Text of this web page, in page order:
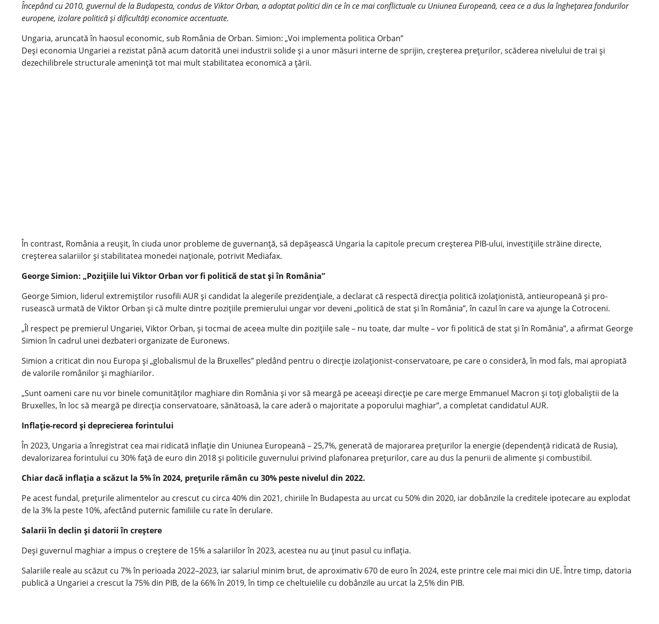
Începând cu 2010, guvernul de la Budapesta, condus de Viktor Orban, a adoptat politici din ce în ce mai conflictuale cu Uniunea Europeană, ceea ce a dus la înghețarea fondurilor
europene, izolare politică și dificultăți economice accentuate.
Ungaria, aruncată în haosul economic, sub România de Orban. Simion: „Voi implementa politica Orban”
Deși economia Ungariei a rezistat până acum datorită unei industrii solide și a unor măsuri interne de sprijin, creșterea prețurilor, scăderea nivelului de trai și
dezechilibrele structurale amenință tot mai mult stabilitatea economică a țării.
În contrast, România a reușit, în ciuda unor probleme de guvernanță, să depășească Ungaria la capitole precum creșterea PIB-ului, investițiile străine directe,
creșterea salariilor și stabilitatea monedei naționale, potrivit Mediafax.
George Simion: „Pozițiile lui Viktor Orban vor fi politică de stat și în România”
George Simion, liderul extremiștilor rusofili AUR și candidat la alegerile prezidențiale, a declarat că respectă direcția politică izolaționistă, antieuropeană și pro-
rusească urmată de Viktor Orban și că multe dintre pozițiile premierului ungar vor deveni „politică de stat și în România”, în cazul în care va ajunge la Cotroceni.
„Îl respect pe premierul Ungariei, Viktor Orban, și tocmai de aceea multe din pozițiile sale – nu toate, dar multe – vor fi politică de stat și în România”, a afirmat George
Simion în cadrul unei dezbateri organizate de Euronews.
Simion a criticat din nou Europa și „globalismul de la Bruxelles” pledând pentru o direcție izolaționist-conservatoare, pe care o consideră, în mod fals, mai apropiată
de valorile românilor și maghiarilor.
„Sunt oameni care nu vor binele comunităților maghiare din România și vor să meargă pe aceeași direcție pe care merge Emmanuel Macron și toți globaliștii de la
Bruxelles, în loc să meargă pe direcția conservatoare, sănătoasă, la care aderă o majoritate a poporului maghiar”, a completat candidatul AUR.
Inflație-record și deprecierea forintului
În 2023, Ungaria a înregistrat cea mai ridicată inflație din Uniunea Europeană – 25,7%, generată de majorarea prețurilor la energie (dependență ridicată de Rusia),
devalorizarea forintului cu 30% față de euro din 2018 și politicile guvernului privind plafonarea prețurilor, care au dus la penurii de alimente și combustibil.
Chiar dacă inflația a scăzut la 5% în 2024, prețurile rămân cu 30% peste nivelul din 2022.
Pe acest fundal, prețurile alimentelor au crescut cu circa 40% din 2021, chiriile în Budapesta au urcat cu 50% din 2020, iar dobânzile la creditele ipotecare au explodat
de la 3% la peste 10%, afectând puternic familiile cu rate în derulare.
Salarii în declin și datorii în creștere
Deși guvernul maghiar a impus o creștere de 15% a salariilor în 2023, acestea nu au ținut pasul cu inflația.
Salariile reale au scăzut cu 7% în perioada 2022–2023, iar salariul minim brut, de aproximativ 670 de euro în 2024, este printre cele mai mici din UE. Între timp, datoria
publică a Ungariei a crescut la 75% din PIB, de la 66% în 2019, în timp ce cheltuielile cu dobânzile au urcat la 2,5% din PIB.